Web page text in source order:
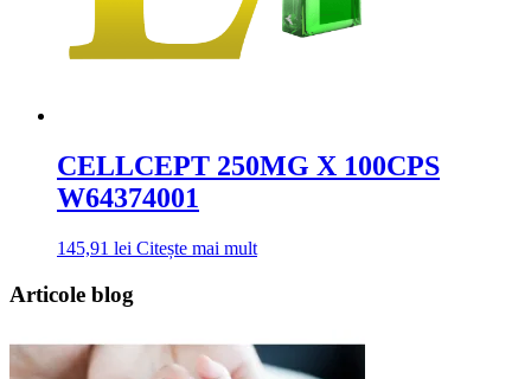
CELLCEPT 250MG X 100CPS
W64374001
145,91 lei Citește mai mult
Articole blog